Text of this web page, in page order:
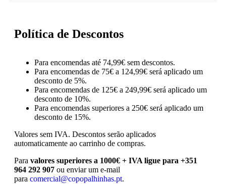
Política de Descontos
Para encomendas até 74,99€ sem descontos.
Para encomendas de 75€ a 124,99€ será aplicado um
desconto de 5%.
Para encomendas de 125€ a 249,99€ será aplicado um
desconto de 10%.
Para encomendas superiores a 250€ será aplicado um
desconto de 15%.
Valores sem IVA. Descontos serão aplicados
automaticamente ao carrinho de compras.
Para valores superiores a 1000€ + IVA ligue para +351
964 292 907 ou enviar um e-mail
para comercial@copopalhinhas.pt.